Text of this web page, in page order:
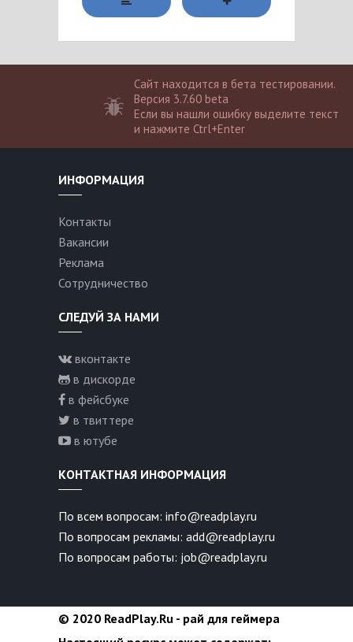
Сайт находится в бета тестировании.
Версия 3.7.60 beta
Если вы нашли ошибку выделите текст
и нажмите Ctrl+Enter
ИНФОРМАЦИЯ
Контакты
Вакансии
Реклама
Сотрудничество
СЛЕДУЙ ЗА НАМИ
вконтакте
в дискорде
в фейсбуке
в твиттере
в ютубе
КОНТАКТНАЯ ИНФОРМАЦИЯ
По всем вопросам: info@readplay.ru
По вопросам рекламы: add@readplay.ru
По вопросам работы: job@readplay.ru
© 2020 ReadPlay.Ru - рай для геймера